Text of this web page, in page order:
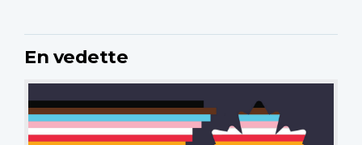
En vedette